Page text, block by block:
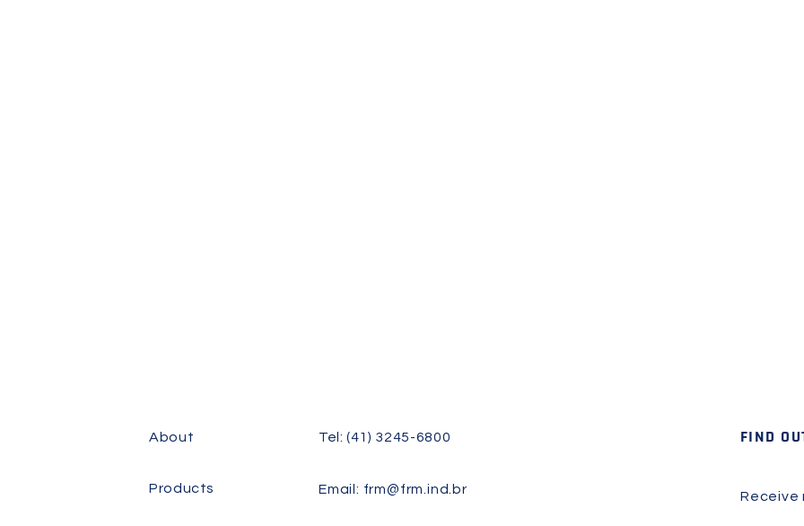
About Tel: (41) 3245-6800
Products Email: frm@frm.ind.br
FIND
Receive